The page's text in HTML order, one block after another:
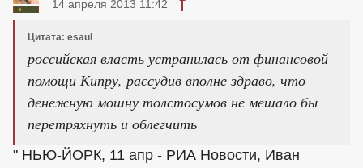
14 апреля 2013 11:42
Цитата: esaul
российская власть устранилась от финансовой
помощи Кипру, рассудив вполне здраво, что
денежную мошну толстосумов не мешало бы
перетряхнуть и облегчить
" НЬЮ-ЙОРК, 11 апр - РИА Новости, Иван